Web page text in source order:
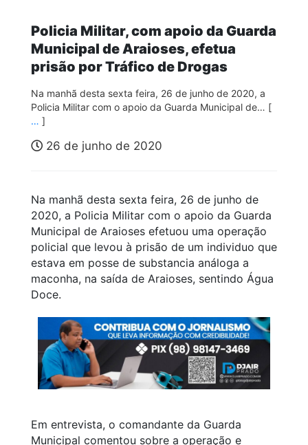
Policia Militar, com apoio da Guarda
Municipal de Araioses, efetua
prisão por Tráfico de Drogas
Na manhã desta sexta feira, 26 de junho de 2020, a
Policia Militar com o apoio da Guarda Municipal de… [
… ]
26 de junho de 2020
Na manhã desta sexta feira, 26 de junho de
2020, a Policia Militar com o apoio da Guarda
Municipal de Araioses efetuou uma operação
policial que levou à prisão de um individuo que
estava em posse de substancia análoga a
maconha, na saída de Araioses, sentindo Água
Doce.
Em entrevista, o comandante da Guarda
Municipal comentou sobre a operação e